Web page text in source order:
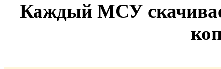
Каждый МСУ